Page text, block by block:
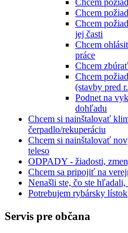
Chcem
Chcem
jej časti
Chcem
práce
Chcem
Chcem
(stavby pred
Podnet na
dohľadu
Chcem si nainštalovať
čerpadlo/rekuperáciu
Chcem si nainštalovať
teleso
ODPADY - žiadosti,
Chcem sa pripojiť na
Nenašli ste, čo ste
Potrebujem rybársky lístok
Servis pre občana